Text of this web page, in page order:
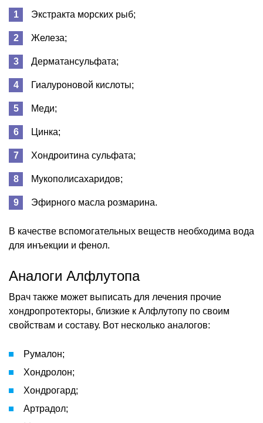
Экстракта морских рыб;
Железа;
Дерматансульфата;
Гиалуроновой кислоты;
Меди;
Цинка;
Хондроитина сульфата;
Мукополисахаридов;
Эфирного масла розмарина.
В качестве вспомогательных веществ необходима вода
для инъекции и фенол.
Аналоги Алфлутопа
Врач также может выписать для лечения прочие
хондропротекторы, близкие к Алфлутопу по своим
свойствам и составу. Вот несколько аналогов:
Румалон;
Хондролон;
Хондрогард;
Артрадол;